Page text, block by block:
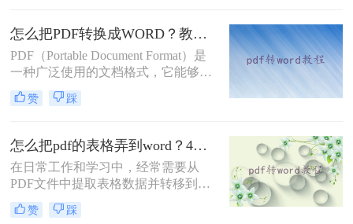
费。幸运的是，电脑上也有多种免费
的方法可以实现PDF到Word的转换。
那么电脑上如何免费将pdf转换成word
呢？本文将详细介绍几种免费将PDF
转换成Word文档的方法，帮助您轻松
完成这一任务。
怎么把PDF转换成WORD？教你4个方法！
PDF（Portable Document Format）是
一种广泛使用的文档格式，它能够跨
平台保持文档的格式不变。然而，在
编辑PDF文档时，许多人倾向于将其
为Word提供了更多编辑功能。那么怎
么把PDF转换成WORD呢？以下是四
种将PDF转换为Word文档的方法，适
用于不同场景和技能水平。
赞 踩
怎么把pdf的表格弄到word？4种方法分享给你!！
在日常工作和学习中，经常需要从
PDF文件中提取表格数据并转移到
Word文档中，以便进行进一步的编辑
或分析。虽然PDF格式因其稳定性和
赞 踩